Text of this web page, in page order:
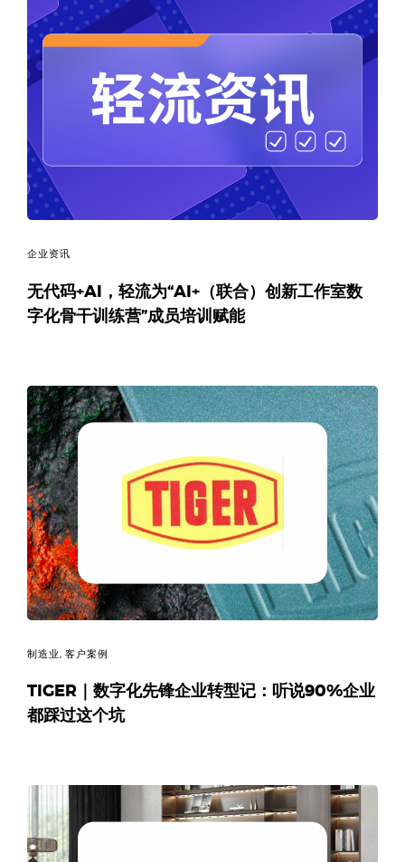
企业资讯
无代码+AI，轻流为“AI+（联合）创新工作室数
字化骨干训练营”成员培训赋能
制造业, 客户案例
TIGER｜数字化先锋企业转型记：听说90%企业
都踩过这个坑